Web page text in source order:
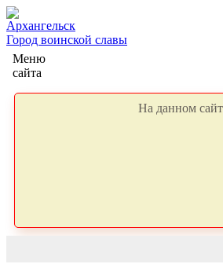
Архангельск
Город воинской славы
Меню
сайта
На данном